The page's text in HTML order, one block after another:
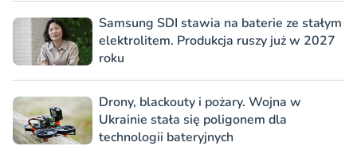
Samsung SDI stawia na baterie ze stałym
elektrolitem. Produkcja ruszy już w 2027
roku
Drony, blackouty i pożary. Wojna w
Ukrainie stała się poligonem dla
technologii bateryjnych